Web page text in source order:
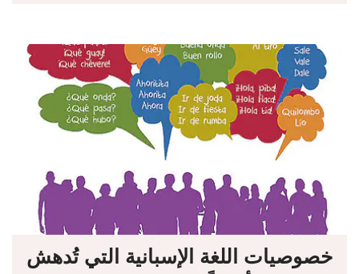
خصوصيات اللغة الإسبانية التي تُدهش